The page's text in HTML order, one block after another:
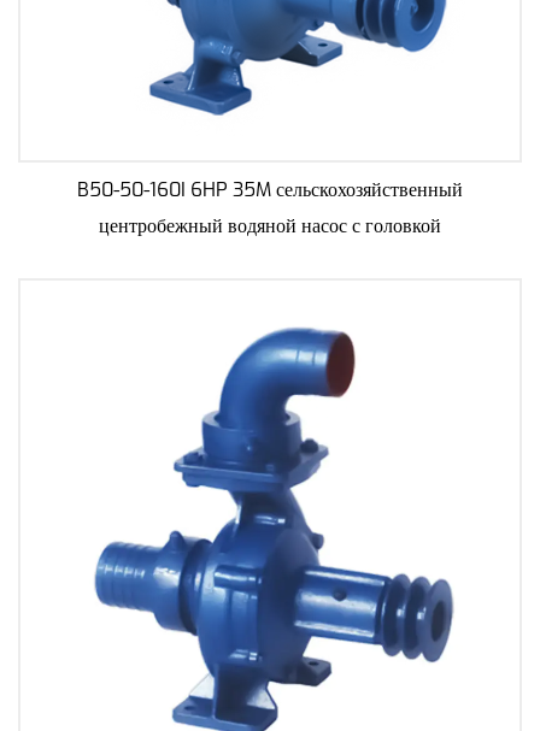
B50-50-160I 6HP 35M сельскохозяйственный
центробежный водяной насос с головкой